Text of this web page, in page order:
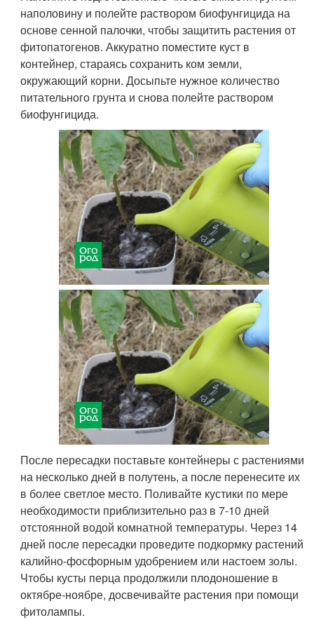
наполовину и полейте раствором биофунгицида на
основе сенной палочки, чтобы защитить растения от
фитопатогенов. Аккуратно поместите куст в
контейнер, стараясь сохранить ком земли,
окружающий корни. Досыпьте нужное количество
питательного грунта и снова полейте раствором
биофунгицида.
После пересадки поставьте контейнеры с растениями
на несколько дней в полутень, а после перенесите их
в более светлое место. Поливайте кустики по мере
необходимости приблизительно раз в 7-10 дней
отстоянной водой комнатной температуры. Через 14
дней после пересадки проведите подкормку растений
калийно-фосфорным удобрением или настоем золы.
Чтобы кусты перца продолжили плодоношение в
октябре-ноябре, досвечивайте растения при помощи
фитолампы.